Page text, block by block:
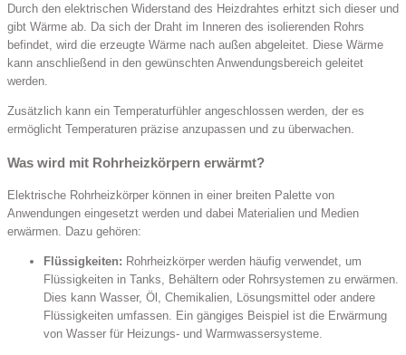
Durch den elektrischen Widerstand des Heizdrahtes erhitzt sich dieser und
gibt Wärme ab. Da sich der Draht im Inneren des isolierenden Rohrs
befindet, wird die erzeugte Wärme nach außen abgeleitet. Diese Wärme
kann anschließend in den gewünschten Anwendungsbereich geleitet
werden.
Zusätzlich kann ein Temperaturfühler angeschlossen werden, der es
ermöglicht Temperaturen präzise anzupassen und zu überwachen.
Was wird mit Rohrheizkörpern erwärmt?
Elektrische Rohrheizkörper können in einer breiten Palette von
Anwendungen eingesetzt werden und dabei Materialien und Medien
erwärmen. Dazu gehören:
Flüssigkeiten: Rohrheizkörper werden häufig verwendet, um
Flüssigkeiten in Tanks, Behältern oder Rohrsystemen zu erwärmen.
Dies kann Wasser, Öl, Chemikalien, Lösungsmittel oder andere
Flüssigkeiten umfassen. Ein gängiges Beispiel ist die Erwärmung
von Wasser für Heizungs- und Warmwassersysteme.